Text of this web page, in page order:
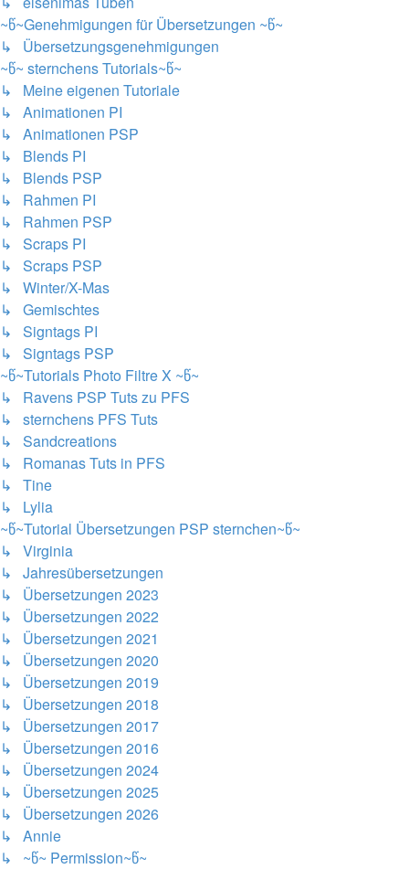
~წ~Genehmigungen für Übersetzungen ~წ~
↳ Übersetzungsgenehmigungen
~წ~ sternchens Tutorials~წ~
↳ Meine eigenen Tutoriale
↳ Animationen PI
↳ Animationen PSP
↳ Blends PI
↳ Blends PSP
↳ Rahmen PI
↳ Rahmen PSP
↳ Scraps PI
↳ Scraps PSP
↳ Winter/X-Mas
↳ Gemischtes
↳ Signtags PI
↳ Signtags PSP
~წ~Tutorials Photo Filtre X ~წ~
↳ Ravens PSP Tuts zu PFS
↳ sternchens PFS Tuts
↳ Sandcreations
↳ Romanas Tuts in PFS
↳ Tine
↳ Lylia
~წ~Tutorial Übersetzungen PSP sternchen~წ~
↳ Virginia
↳ Jahresübersetzungen
↳ Übersetzungen 2023
↳ Übersetzungen 2022
↳ Übersetzungen 2021
↳ Übersetzungen 2020
↳ Übersetzungen 2019
↳ Übersetzungen 2018
↳ Übersetzungen 2017
↳ Übersetzungen 2016
↳ Übersetzungen 2024
↳ Übersetzungen 2025
↳ Übersetzungen 2026
↳ Annie
↳ ~წ~ Permission~წ~